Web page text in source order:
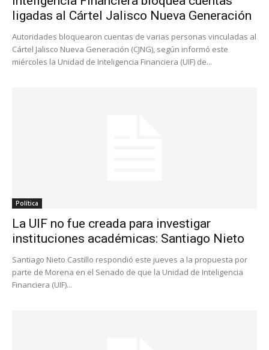
ligadas al Cártel Jalisco Nueva Generación
Autoridades bloquearon cuentas de varias personas vinculadas al
Cártel Jalisco Nueva Generación (CJNG), según informó este
miércoles la Unidad de Inteligencia Financiera (UIF) de...
Política
La UIF no fue creada para investigar
instituciones académicas: Santiago Nieto
Santiago Nieto Castillo respondió este jueves a la propuesta por
parte de Morena en el Senado de que la Unidad de Inteligencia
Financiera (UIF)...